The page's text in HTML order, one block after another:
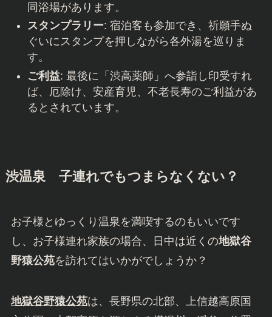
同浴場があります。
スタンプラリー: 宿泊客も参加でき、祈願手ぬ
ぐいにスタンプを押しながら各外湯を巡りま
す。
ご利益: 最後に「渋高薬師」へ参詣し印受すれ
ば、厄除け、安産育児、不老長寿のご利益があ
るとされています。
渋温泉 子連れでもつまらなくない？
お子様とゆっくり温泉を満喫するのもいいです
し、お子様連れ家族の場合、日中は近くの地獄谷
野猿公苑を訪れてはいかがでしょうか？
地獄谷野猿公苑は、長野県の北部、上信越高原国